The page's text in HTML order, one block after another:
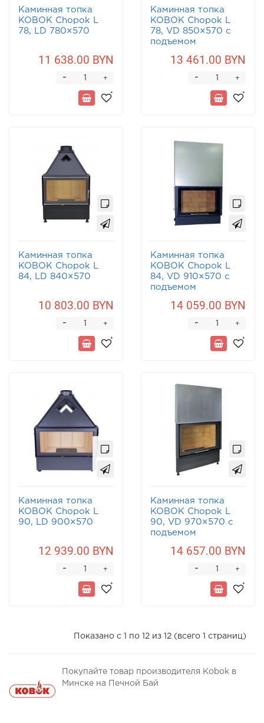
Каминная топка
KOBOK Chopok L
78, LD 780×570
11 638.00 BYN
+
-
Каминная топка
KOBOK Chopok L
78, VD 850×570 с
подъемом
13 461.00 BYN
+
-
Каминная топка
KOBOK Chopok L
84, LD 840×570
10 803.00 BYN
+
-
Каминная топка
KOBOK Chopok L
84, VD 910×570 с
подъемом
14 059.00 BYN
+
-
Каминная топка
KOBOK Chopok L
90, LD 900×570
12 939.00 BYN
+
-
Каминная топка
KOBOK Chopok L
90, VD 970×570 с
подъемом
14 657.00 BYN
+
-
Показано с 1 по 12 из 12 (всего 1 страниц)
Покупайте товар производителя Kobok в
Минске на Печной Бай